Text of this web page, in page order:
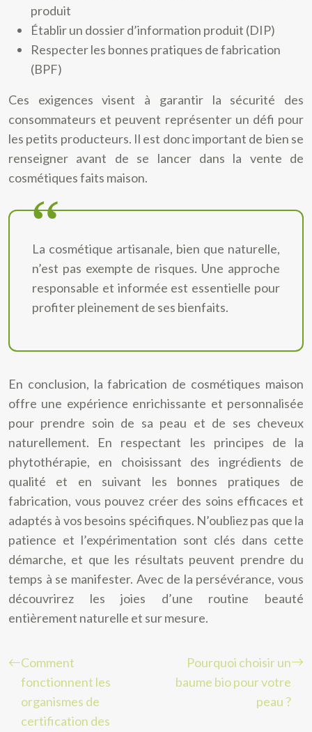
produit
Établir un dossier d’information produit (DIP)
Respecter les bonnes pratiques de fabrication
(BPF)
Ces exigences visent à garantir la sécurité des
consommateurs et peuvent représenter un défi pour
les petits producteurs. Il est donc important de bien se
renseigner avant de se lancer dans la vente de
cosmétiques faits maison.
La cosmétique artisanale, bien que naturelle,
n’est pas exempte de risques. Une approche
responsable et informée est essentielle pour
profiter pleinement de ses bienfaits.
En conclusion, la fabrication de cosmétiques maison
offre une expérience enrichissante et personnalisée
pour prendre soin de sa peau et de ses cheveux
naturellement. En respectant les principes de la
phytothérapie, en choisissant des ingrédients de
qualité et en suivant les bonnes pratiques de
fabrication, vous pouvez créer des soins efficaces et
adaptés à vos besoins spécifiques. N’oubliez pas que la
patience et l’expérimentation sont clés dans cette
démarche, et que les résultats peuvent prendre du
temps à se manifester. Avec de la persévérance, vous
découvrirez les joies d’une routine beauté
entièrement naturelle et sur mesure.
Comment
fonctionnent les
organismes de
certification des
Pourquoi choisir un
baume bio pour votre
peau ?